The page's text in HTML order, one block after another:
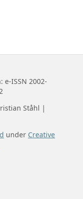
e-ISSN 2002-
Ståhl |
under Creative